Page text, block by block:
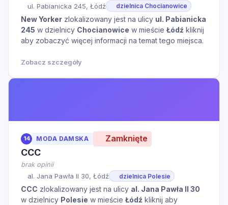
ul. Pabianicka 245, Łódź
dzielnica Chocianowice
New Yorker zlokalizowany jest na ulicy ul. Pabianicka
245 w dzielnicy Chocianowice w mieście Łódź kliknij
aby zobaczyć więcej informacji na temat tego miejsca.
Zobacz szczegóły
14 MODA DAMSKA Zamknięte
CCC
brak opinii
al. Jana Pawła II 30, Łódź
dzielnica Polesie
CCC zlokalizowany jest na ulicy al. Jana Pawła II 30
w dzielnicy Polesie w mieście Łódź kliknij aby